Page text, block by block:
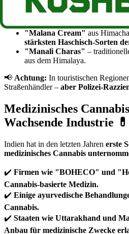
Berühmte Haschisch-Sorten aus
"Malana Cream" aus
stärksten Haschisch-Sorten
"Manali Charas" –
aus dem Himalaya.
📢 Achtung: In touristischen
Straßenhändler – aber Polizei-
Medizinisches
Wachsende Industrie 💊
Indien hat in den letzten Jahren erste
medizinisches Cannabis
✔️ Firmen wie "BOHECO" und
Cannabis-basierte Medizin.
✔️ Einige ayurvedische
Cannabis.
✔️ Staaten wie Uttarakhand und
Anbau für medizinische Zwecke